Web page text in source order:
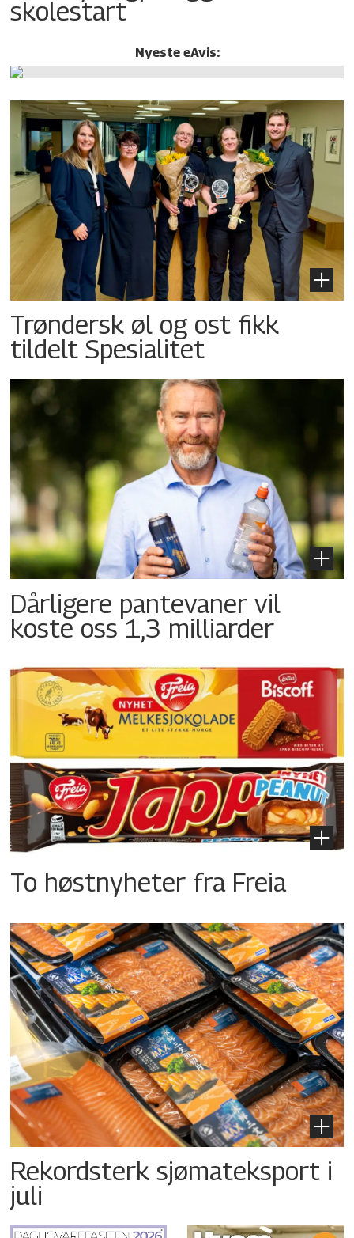
skolestart
Nyeste eAvis:
Trøndersk øl og ost fikk
tildelt Spesialitet
Dårligere pantevaner vil
koste oss 1,3 milliarder
To høstnyheter fra Freia
Rekordsterk sjømateksport i
juli